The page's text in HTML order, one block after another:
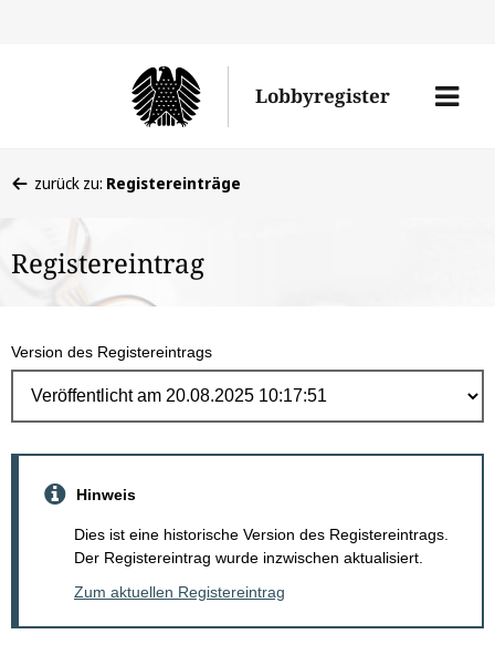
Lobbyregister
Menü
befinden
hier:
zurück zu: Registereinträge
Registereintrag
Version des Registereintrags
Hinweis
Dies ist eine historische Version des Registereintrags.
Der Registereintrag wurde inzwischen aktualisiert.
Zum aktuellen Registereintrag